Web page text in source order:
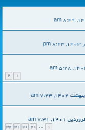
1
2
1
…
29
30
31
32